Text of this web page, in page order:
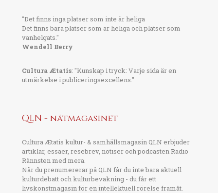
"Det finns inga platser som inte är heliga
Det finns bara platser som är heliga och platser som
vanhelgats."
Wendell Berry
Cultura Ætatis: "Kunskap i tryck: Varje sida är en
utmärkelse i publiceringsexcellens."
QLN - nätmagasinet
Cultura Ætatis kultur- & samhällsmagasin QLN erbjuder
artiklar, essäer, resebrev, notiser och podcasten Radio
Rännsten med mera.
När du prenumererar på QLN får du inte bara aktuell
kulturdebatt och kulturbevakning - du får ett
livskonstmagasin för en intellektuell rörelse framåt.